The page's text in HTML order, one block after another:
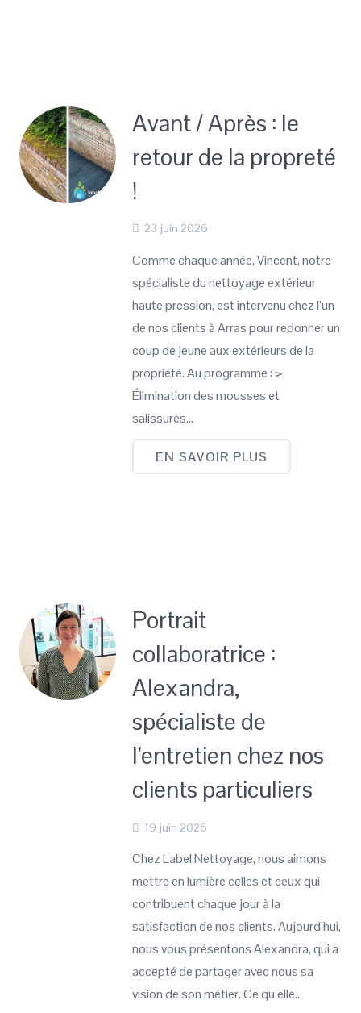
Avant / Après : le
retour de la propreté
!
23 juin 2026
Comme chaque année, Vincent, notre
spécialiste du nettoyage extérieur
haute pression, est intervenu chez l’un
de nos clients à Arras pour redonner un
coup de jeune aux extérieurs de la
propriété. Au programme : >
Élimination des mousses et
salissures…
EN SAVOIR PLUS
Portrait
collaboratrice :
Alexandra,
spécialiste de
l’entretien chez nos
clients particuliers
19 juin 2026
Chez Label Nettoyage, nous aimons
mettre en lumière celles et ceux qui
contribuent chaque jour à la
satisfaction de nos clients. Aujourd’hui,
nous vous présentons Alexandra, qui a
accepté de partager avec nous sa
vision de son métier. Ce qu’elle…